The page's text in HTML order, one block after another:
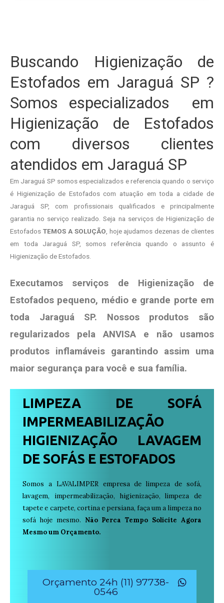
Buscando Higienização de
Estofados em Jaraguá SP ?
Somos especializados em
Higienização de Estofados
com diversos clientes
atendidos em Jaraguá SP
Em Jaraguá SP somos especializados e referencia quando o serviço
é Higienização de Estofados com atuação em toda a cidade de
Jaraguá SP, com profissionais qualificados e principalmente
garantia no serviço realizado. Seja na serviços de Higienização de
Estofados TEMOS A SOLUÇÃO , hoje ajudamos dezenas de clientes
em toda Jaraguá SP, somos referência quando o assunto é
Higienização de Estofados.
Executamos serviços de Higienização de
Estofados pequeno, médio e grande porte em
toda Jaraguá SP. Nossos produtos são
regularizados pela ANVISA e não usamos
produtos inflamáveis garantindo assim uma
maior segurança para você e sua família.
LIMPEZA DE SOFÁ
IMPERMEABILIZAÇÃO
HIGIENIZAÇÃO LAVAGEM
DE SOFÁS E ESTOFADOS
Somos a LAVALIMPER empresa de limpeza de sofá,
lavagem, impermeabilização, higienização, limpeza de
tapete e carpete, cortina e persiana, faça um a limpeza no
sofá hoje mesmo. Não Perca Tempo Solicite Agora
Mesmo um Orçamento.
Orçamento 24h (11) 97738-
0546